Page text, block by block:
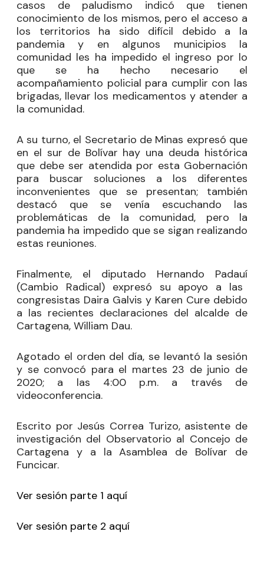
casos de paludismo indicó que tienen
conocimiento de los mismos, pero el acceso a
los territorios ha sido difícil debido a la
pandemia y en algunos municipios la
comunidad les ha impedido el ingreso por lo
que se ha hecho necesario el
acompañamiento policial para cumplir con las
brigadas, llevar los medicamentos y atender a
la comunidad.
A su turno, el Secretario de Minas expresó que
en el sur de Bolívar hay una deuda histórica
que debe ser atendida por esta Gobernación
para buscar soluciones a los diferentes
inconvenientes que se presentan; también
destacó que se venía escuchando las
problemáticas de la comunidad, pero la
pandemia ha impedido que se sigan realizando
estas reuniones.
Finalmente, el diputado Hernando Padauí
(Cambio Radical) expresó su apoyo a las
congresistas Daira Galvis y Karen Cure debido
a las recientes declaraciones del alcalde de
Cartagena, William Dau.
Agotado el orden del día, se levantó la sesión
y se convocó para el martes 23 de junio de
2020; a las 4:00 p.m. a través de
videoconferencia.
Escrito por Jesús Correa Turizo, asistente de
investigación del Observatorio al Concejo de
Cartagena y a la Asamblea de Bolívar de
Funcicar.
Ver sesión parte 1 aquí
Ver sesión parte 2 aquí